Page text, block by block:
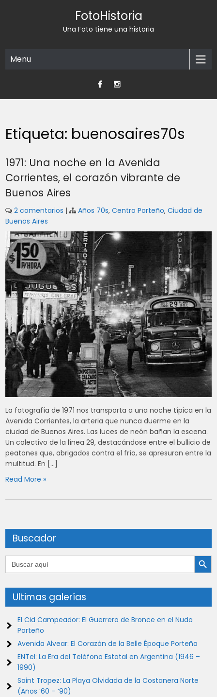
FotoHistoria
Una Foto tiene una historia
Menu
Etiqueta: buenosaires70s
1971: Una noche en la Avenida
Corrientes, el corazón vibrante de
Buenos Aires
2 comentarios | Años 70s,Centro Porteño,Ciudad de
Buenos Aires
La fotografía de 1971 nos transporta a una noche típica en la
Avenida Corrientes, la arteria que nunca duerme en la
ciudad de Buenos Aires. Las luces de neón bañan la escena.
Un colectivo de la línea 29, destacándose entre el bullicio de
peatones que, abrigados contra el frío, se apresuran entre la
multitud. En […]
Read More »
Buscador
Buscar: Botón de
Ultimas galerías
El Cid Campeador: El Guerrero de Bronce en el Nudo
Porteño
Avenida Alvear: El Corazón de la Belle Époque Porteña
ENTel: La Era del Teléfono Estatal en Argentina (1946 –
1990)
Saint Tropez: La Playa Olvidada de la Costanera Norte
(Años ’60 – ’90)